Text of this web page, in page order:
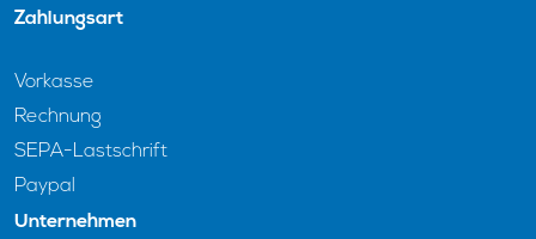
Zahlungsart
Vorkasse
Rechnung
SEPA-Lastschrift
Paypal
Unternehmen